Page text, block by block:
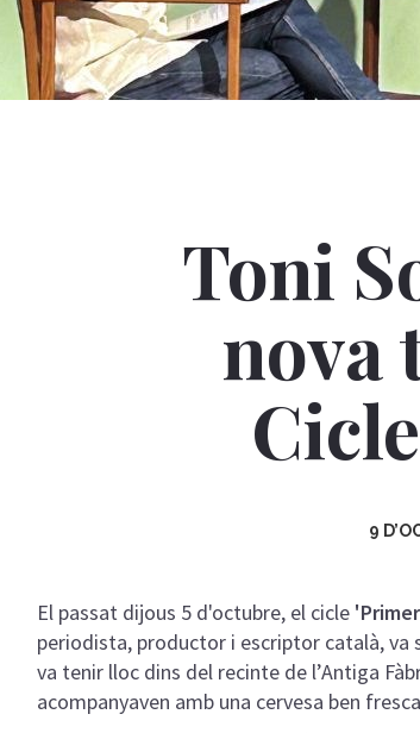
Toni
nova
9
El passat dijous 5 d'octubre, el cicle
periodista, productor i escriptor català, va
va tenir lloc dins del recinte de l’Antiga
acompanyaven amb una cervesa ben